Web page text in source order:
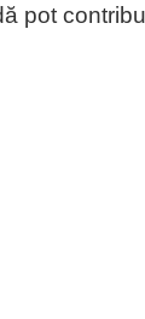
pot